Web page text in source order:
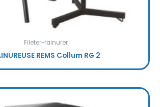
Fileter-rainurer
REMS Collum RG 2